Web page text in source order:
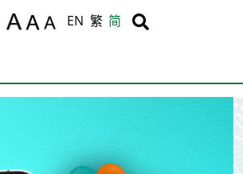
EN 繁 简 Body